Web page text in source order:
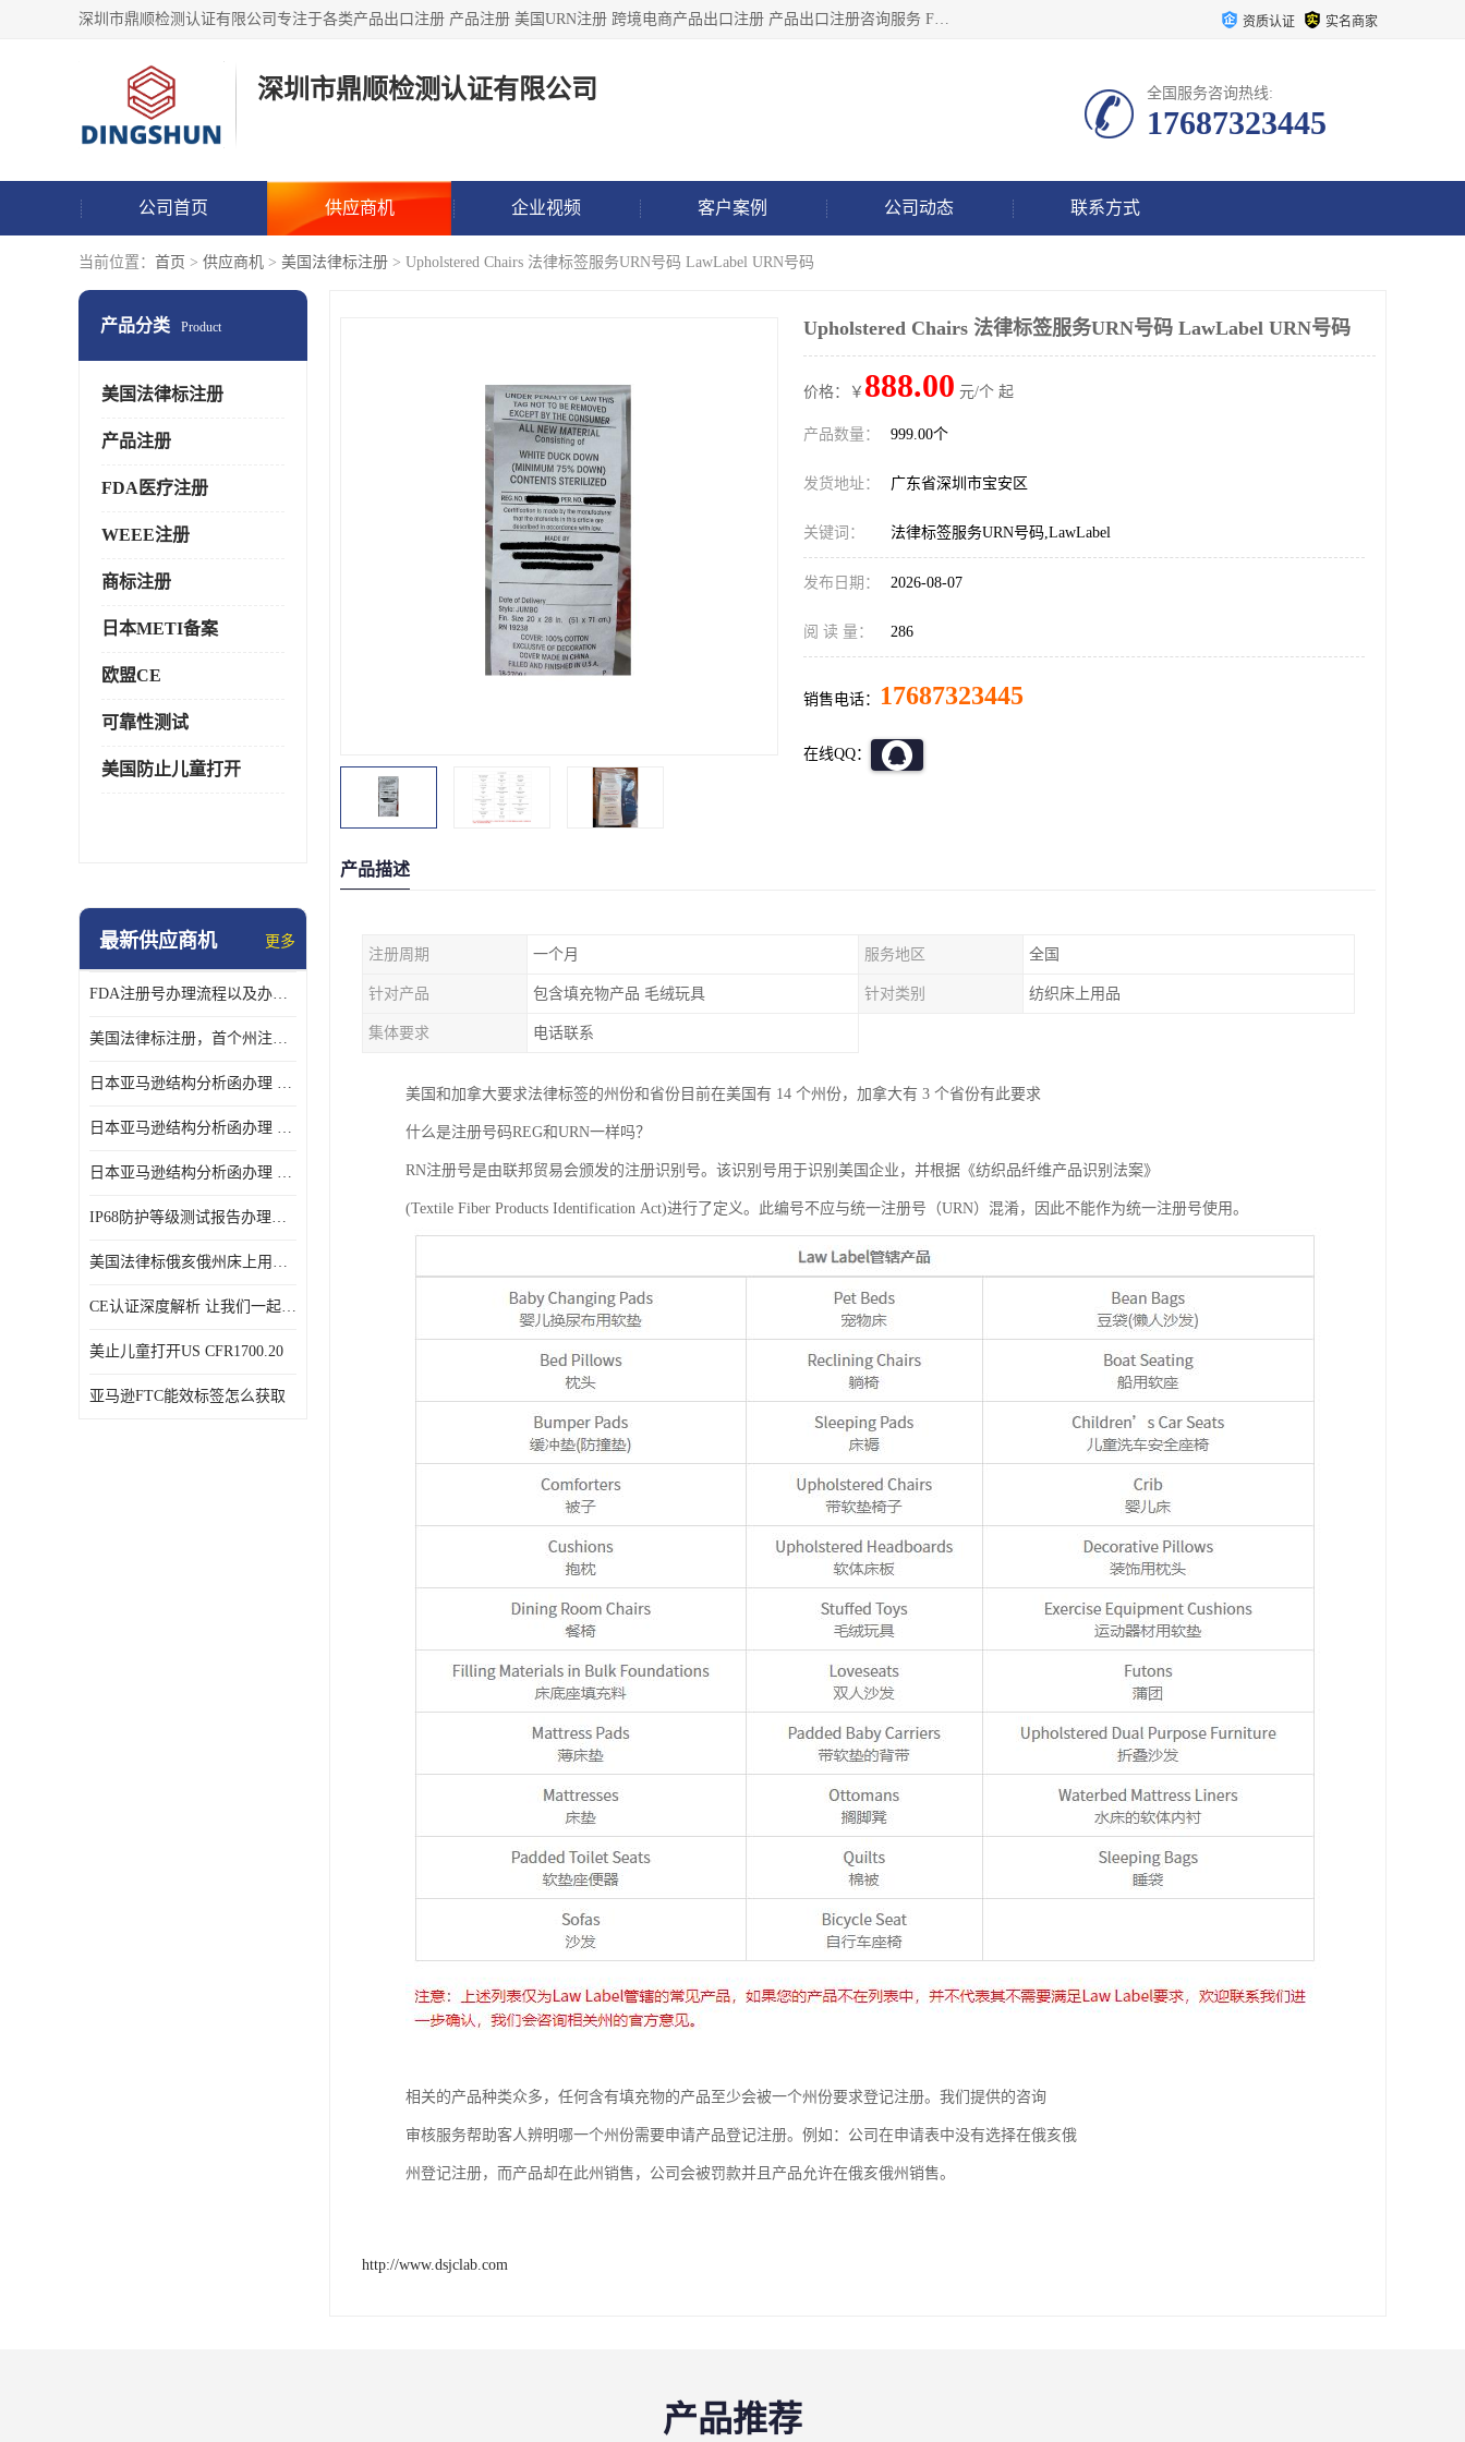
深圳市鼎顺检测认证有限公司专注于各类产品出口注册 产品注册 美国URN注册 跨境电商产品出口注册 产品出口注册咨询服务 FDA食品注册等我们是一家商务服务公司，为客户提供商标注册，本公司实力雄厚，能满足客户多种需求。 资质认证 实名商家
深圳市鼎顺检测认证有限公司 全国服务咨询热线:
17687323445
公司首页 供应商机 企业视频 客户案例 公司动态 联系方式
当前位置： 首页 > 供应商机 > 美国法律标注册 > Upholstered Chairs 法律标签服务URN号码 LawLabel URN号码
产品分类 Product
美国法律标注册
产品注册
FDA医疗注册
WEEE注册
商标注册
日本METI备案
欧盟CE
可靠性测试
美国防止儿童打开
最新供应商机 更多
FDA注册号办理流程以及办理周期是多久
美国法律标注册，首个州注册该如何选择
日本亚马逊结构分析函办理 日本亚马逊 电饭煲
日本亚马逊结构分析函办理 日本亚马逊 热水壶等；
日本亚马逊结构分析函办理 日本亚马逊 果汁搅拌机
IP68防护等级测试报告办理标准要求
美国法律标俄亥俄州床上用品许可证讲解！
CE认证深度解析 让我们一起来认识CE认证
美止儿童打开US CFR1700.20
亚马逊FTC能效标签怎么获取
Upholstered Chairs 法律标签服务URN号码 LawLabel URN号码
价格：￥ 888.00 元/个 起
产品数量： 999.00个
发货地址： 广东省深圳市宝安区
关键词： 法律标签服务URN号码,LawLabel
发布日期： 2026-08-07
阅 读 量： 286
销售电话： 17687323445
在线QQ：
产品描述
注册周期 一个月 服务地区 全国
针对产品 包含填充物产品 毛绒玩具 针对类别 纺织床上用品
集体要求 电话联系
美国和加拿大要求法律标签的州份和省份目前在美国有 14 个州份，加拿大有 3 个省份有此要求
什么是注册号码REG和URN一样吗？
RN注册号是由联邦贸易会颁发的注册识别号。该识别号用于识别美国企业，并根据《纺织品纤维产品识别法案》
(Textile Fiber Products Identification Act)进行了定义。此编号不应与统一注册号（URN）混淆，因此不能作为统一注册号使用。
相关的产品种类众多，任何含有填充物的产品至少会被一个州份要求登记注册。我们提供的咨询
审核服务帮助客人辨明哪一个州份需要申请产品登记注册。例如：公司在申请表中没有选择在俄亥俄
州登记注册，而产品却在此州销售，公司会被罚款并且产品允许在俄亥俄州销售。
http://www.dsjclab.com
产品推荐